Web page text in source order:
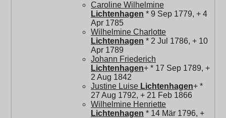
Caroline Wilhelmine
Lichtenhagen * 9 Sep 1779, + 4
Apr 1785
Wilhelmine Charlotte
Lichtenhagen * 2 Jul 1786, + 10
Apr 1789
Johann Friederich
Lichtenhagen+ * 17 Sep 1789, +
2 Aug 1842
Justine Luise Lichtenhagen+ *
27 Aug 1792, + 21 Feb 1866
Wilhelmine Henriette
Lichtenhagen * 14 Mär 1796, +